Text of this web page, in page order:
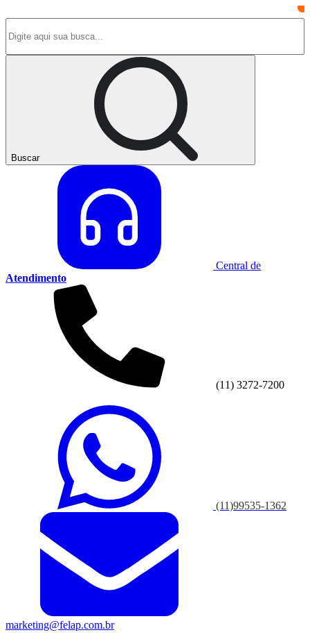
Buscar
Central de
Atendimento
(11) 3272-7200
(11)99535-1362
marketing@felap.com.br